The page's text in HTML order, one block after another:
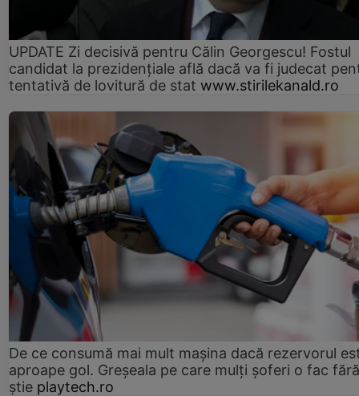
UPDATE Zi decisivă pentru Călin Georgescu! Fostul
candidat la prezidențiale află dacă va fi judecat
tentativă de lovitură de stat www.stirilekanald.ro
De ce consumă mai mult mașina dacă rezervorul
aproape gol. Greșeala pe care mulți șoferi o fac
știe playtech.ro